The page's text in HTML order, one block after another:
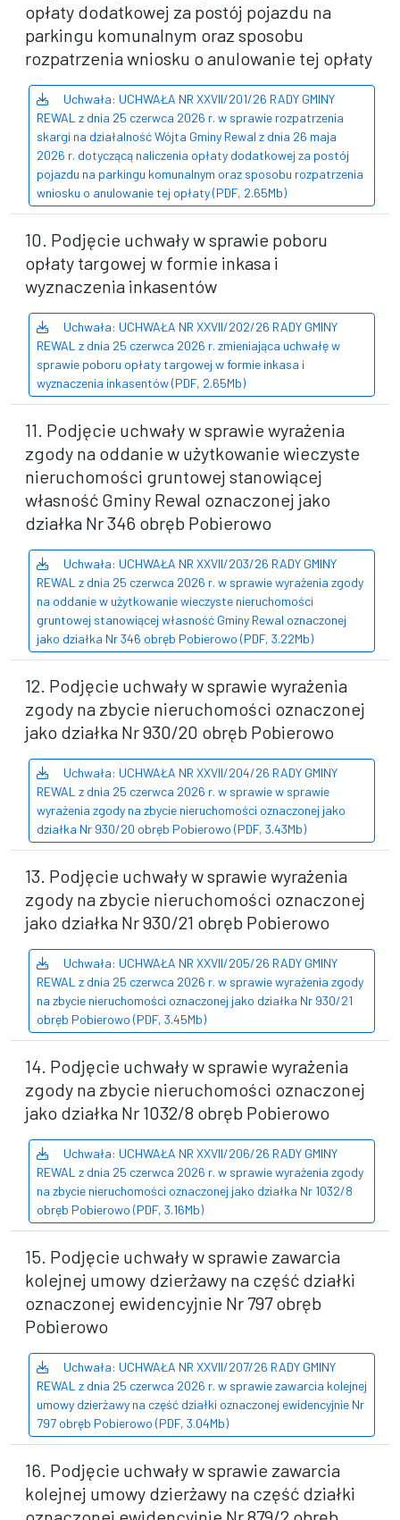
opłaty dodatkowej za postój pojazdu na
parkingu komunalnym oraz sposobu
rozpatrzenia wniosku o anulowanie tej opłaty
Uchwała: UCHWAŁA NR XXVII/201/26 RADY GMINY
REWAL z dnia 25 czerwca 2026 r. w sprawie rozpatrzenia
skargi na działalność Wójta Gminy Rewal z dnia 26 maja
2026 r. dotyczącą naliczenia opłaty dodatkowej za postój
pojazdu na parkingu komunalnym oraz sposobu rozpatrzenia
wniosku o anulowanie tej opłaty (PDF, 2.65Mb)
10. Podjęcie uchwały w sprawie poboru
opłaty targowej w formie inkasa i
wyznaczenia inkasentów
Uchwała: UCHWAŁA NR XXVII/202/26 RADY GMINY
REWAL z dnia 25 czerwca 2026 r. zmieniająca uchwałę w
sprawie poboru opłaty targowej w formie inkasa i
wyznaczenia inkasentów (PDF, 2.65Mb)
11. Podjęcie uchwały w sprawie wyrażenia
zgody na oddanie w użytkowanie wieczyste
nieruchomości gruntowej stanowiącej
własność Gminy Rewal oznaczonej jako
działka Nr 346 obręb Pobierowo
Uchwała: UCHWAŁA NR XXVII/203/26 RADY GMINY
REWAL z dnia 25 czerwca 2026 r. w sprawie wyrażenia zgody
na oddanie w użytkowanie wieczyste nieruchomości
gruntowej stanowiącej własność Gminy Rewal oznaczonej
jako działka Nr 346 obręb Pobierowo (PDF, 3.22Mb)
12. Podjęcie uchwały w sprawie wyrażenia
zgody na zbycie nieruchomości oznaczonej
jako działka Nr 930/20 obręb Pobierowo
Uchwała: UCHWAŁA NR XXVII/204/26 RADY GMINY
REWAL z dnia 25 czerwca 2026 r. w sprawie w sprawie
wyrażenia zgody na zbycie nieruchomości oznaczonej jako
działka Nr 930/20 obręb Pobierowo (PDF, 3.43Mb)
13. Podjęcie uchwały w sprawie wyrażenia
zgody na zbycie nieruchomości oznaczonej
jako działka Nr 930/21 obręb Pobierowo
Uchwała: UCHWAŁA NR XXVII/205/26 RADY GMINY
REWAL z dnia 25 czerwca 2026 r. w sprawie wyrażenia zgody
na zbycie nieruchomości oznaczonej jako działka Nr 930/21
obręb Pobierowo (PDF, 3.45Mb)
14. Podjęcie uchwały w sprawie wyrażenia
zgody na zbycie nieruchomości oznaczonej
jako działka Nr 1032/8 obręb Pobierowo
Uchwała: UCHWAŁA NR XXVII/206/26 RADY GMINY
REWAL z dnia 25 czerwca 2026 r. w sprawie wyrażenia zgody
na zbycie nieruchomości oznaczonej jako działka Nr 1032/8
obręb Pobierowo (PDF, 3.16Mb)
15. Podjęcie uchwały w sprawie zawarcia
kolejnej umowy dzierżawy na część działki
oznaczonej ewidencyjnie Nr 797 obręb
Pobierowo
Uchwała: UCHWAŁA NR XXVII/207/26 RADY GMINY
REWAL z dnia 25 czerwca 2026 r. w sprawie zawarcia kolejnej
umowy dzierżawy na część działki oznaczonej ewidencyjnie Nr
797 obręb Pobierowo (PDF, 3.04Mb)
16. Podjęcie uchwały w sprawie zawarcia
kolejnej umowy dzierżawy na część działki